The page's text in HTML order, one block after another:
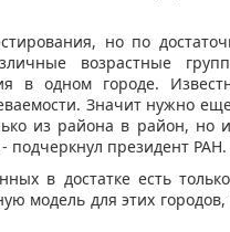
но по
возрастные
в одном городе.
Значит нужно
из района в район, но
подчеркнул президент РАН.
в достатке есть
модель для этих городов,